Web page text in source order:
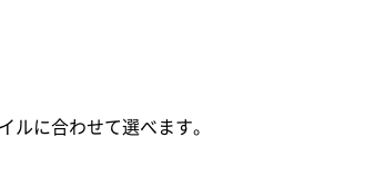
ルに合わせて選べます。